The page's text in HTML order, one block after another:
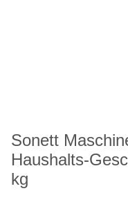
Sonett
Haushalts-
kg